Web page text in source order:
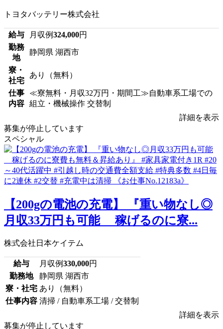
トヨタバッテリー株式会社
給与 月収例324,000円
勤務
地
静岡県 湖西市
寮・
社宅
あり（無料）
仕事
内容
≪寮無料・月収32万円・期間工≫自動車系工場での
組立・機械操作 交替制
詳細を表示
募集が停止しています
スペシャル
【200gの電池の充電】 『重い物なし◎
月収33万円も可能 稼げるのに寮...
株式会社日本ケイテム
給与 月収例330,000円
勤務地
静岡県 湖西市
寮・社宅 あり（無料）
仕事内容 清掃 / 自動車系工場 / 交替制
詳細を表示
募集が停止しています